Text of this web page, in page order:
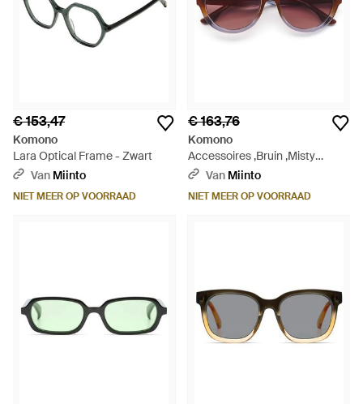
€ 153,47
Komono
Lara Optical Frame - Zwart
Van Miinto
NIET MEER OP VOORRAAD
€ 163,76
Komono
Accessoires ,Bruin ,Misty
Canyon Breeze - Bruin
Van Miinto
NIET MEER OP VOORRAAD